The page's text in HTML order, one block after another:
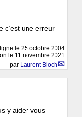
c’est une erreur.
ligne le25 octobre 2004
le 11 novembre 2021
par Laurent Bloch
y aider vous